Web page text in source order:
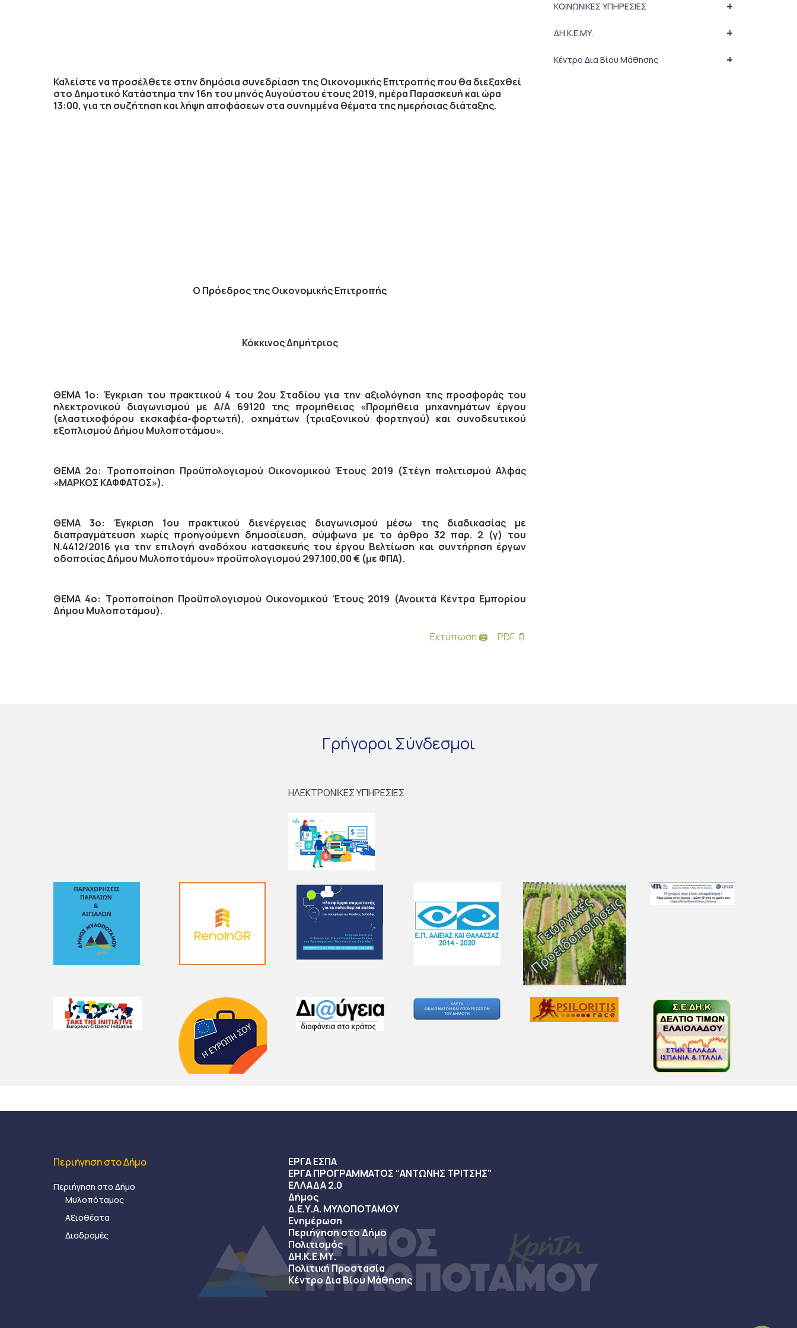
Καλείστε να προσέλθετε στην δημόσια συνεδρίαση της Οικονομικής Επιτροπής που θα διεξαχθεί
στο Δημοτικό Κατάστημα την16η του μηνόςΑυγούστου έτους2019, ημέρα Παρασκευή και ώρα
13:00, για τη συζήτηση και λήψη αποφάσεων στα συνημμένα θέματα της ημερήσιας διάταξης.
Ο Πρόεδροςτης Οικονομικής Επιτροπής
Κόκκινος Δημήτριος
ΘΕΜΑ 1ο: Έγκριση του πρακτικού 4 του 2ου Σταδίου για την αξιολόγηση της προσφοράς του
ηλεκτρονικού διαγωνισμού με Α/Α 69120 της προμήθειας «Προμήθεια μηχανημάτων έργου
(ελαστιχοφόρου εκσκαφέα-φορτωτή), οχημάτων (τριαξονικού φορτηγού) και συνοδευτικού
εξοπλισμού Δήμου Μυλοποτάμου».
ΘΕΜΑ 2ο: Τροποποίηση Προϋπολογισμού Οικονομικού Έτους 2019 (Στέγη πολιτισμού Αλφάς
«ΜΑΡΚΟΣ ΚΑΦΦΑΤΟΣ»).
ΘΕΜΑ 3ο: Έγκριση 1ου πρακτικού διενέργειας διαγωνισμού μέσω της διαδικασίας με
διαπραγμάτευση χωρίς προηγούμενη δημοσίευση, σύμφωνα με το άρθρο 32 παρ. 2 (γ) του
Ν.4412/2016 για την επιλογή αναδόχου κατασκευής του έργου Βελτίωση και συντήρηση έργων
οδοποιίας Δήμου Μυλοποτάμου» προϋπολογισμού 297.100,00 € (με ΦΠΑ).
ΘΕΜΑ 4ο: Τροποποίηση Προϋπολογισμού Οικονομικού Έτους 2019 (Ανοικτά Κέντρα Εμπορίου
Δήμου Μυλοποτάμου).
Εκτύπωση 🖨
PDF 📄
+
ΚΟΙΝΩΝΙΚΕΣ ΥΠΗΡΕΣΙΕΣ
+
ΔΗ.Κ.Ε.ΜΥ.
+
Κέντρο Δια Βίου Μάθησης
ΓρήγοροιΣύνδεσμοι
ΗΛΕΚΤΡΟΝΙΚΕΣ ΥΠΗΡΕΣΙΕΣ
Περιήγηση στο Δήμο
Περιήγηση στο Δήμο
Μυλοπόταμος
Αξιοθέατα
Διαδρομές
ΕΡΓΑ ΕΣΠΑ
ΕΡΓΑ ΠΡΟΓΡΑΜΜΑΤΟΣ “ΑΝΤΩΝΗΣ ΤΡΙΤΣΗΣ”
ΕΛΛΑΔΑ 2.0
Δήμος
Δ.Ε.Υ.Α. ΜΥΛΟΠΟΤΑΜΟΥ
Ενημέρωση
Περιήγηση στο Δήμο
Πολιτισμός
ΔΗ.Κ.Ε.ΜΥ.
Πολιτική Προστασία
Κέντρο Δια Βίου Μάθησης